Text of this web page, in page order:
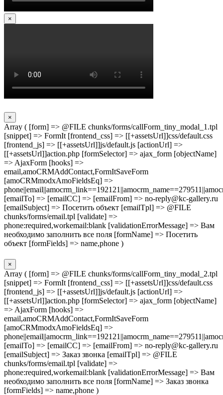
×
×
Array ( [form] => @FILE chunks/forms/callForm_tiny_modal_1.tpl
[snippet] => FormIt [frontend_css] => [[+assetsUrl]]css/default.css
[frontend_js] => [[+assetsUrl]]js/default.js [actionUrl] =>
[[+assetsUrl]]action.php [formSelector] => ajax_form [objectName]
=> AjaxForm [hooks] =>
email,amoCRMAddContact,FormItSaveForm
[amoCRMmodxAmoFieldsEq] =>
[emailTo] => [emailCC] => [emailFrom] => no-reply@kc-gallery.ru
[emailSubject] => Посетить объект [emailTpl] => @FILE
chunks/forms/email.tpl [validate] =>
phone:required,workemail:blank [validationErrorMessage] => Вам
необходимо заполнить все поля [formName] => Посетить
объект [formFields] => name,phone )
×
Array ( [form] => @FILE chunks/forms/callForm_tiny_modal_2.tpl
[snippet] => FormIt [frontend_css] => [[+assetsUrl]]css/default.css
[frontend_js] => [[+assetsUrl]]js/default.js [actionUrl] =>
[[+assetsUrl]]action.php [formSelector] => ajax_form [objectName]
=> AjaxForm [hooks] =>
email,amoCRMAddContact,FormItSaveForm
[amoCRMmodxAmoFieldsEq] =>
[emailTo] => [emailCC] => [emailFrom] => no-reply@kc-gallery.ru
[emailSubject] => Заказ звонка [emailTpl] => @FILE
chunks/forms/email.tpl [validate] =>
phone:required,workemail:blank [validationErrorMessage] => Вам
необходимо заполнить все поля [formName] => Заказ звонка
[formFields] => name,phone )